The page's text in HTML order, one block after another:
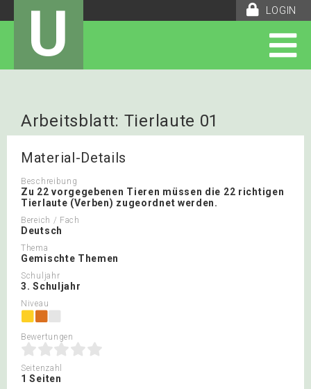
LOGIN
U
Arbeitsblatt: Tierlaute 01
Material-Details
Beschreibung
Zu 22 vorgegebenen Tieren müssen die 22 richtigen
Tierlaute (Verben) zugeordnet werden.
Bereich / Fach
Deutsch
Thema
Gemischte Themen
Schuljahr
3. Schuljahr
Niveau
Bewertungen
Seitenzahl
1 Seiten